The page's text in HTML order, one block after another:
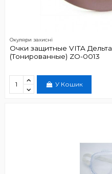
Окуляри захисні
Очки защитные VITA Дельта
(Тонированные) ZO-0013
У Кошик